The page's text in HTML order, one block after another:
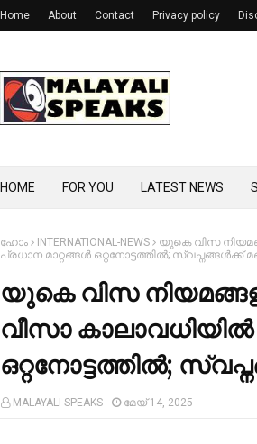
Home About Contact Privacy policy
HOME FOR YOU LATEST NEWS
ഹോം INTERNATIONAL-NEWS
യുകെ വിസ
പ്രധാന മാറ്റങ്ങള്‍ ഒറ്റനോട്ടത്തില്‍; സ്വപ്നങ്ങള്‍ക്ക്
യുകെ വിസ
വീസാ കാലാവധിയില്‍
ഒറ്റനോട്ടത്തില്‍;
MALAYALI SPEAKS മേയ് 14, 2025